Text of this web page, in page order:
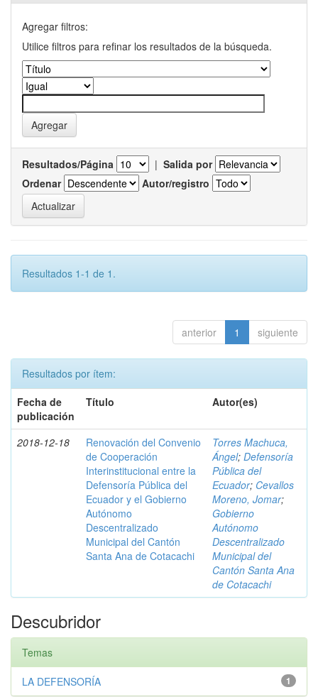
Agregar filtros:
Utilice filtros para refinar los resultados de la búsqueda.
Resultados/Página | Salida por
Ordenar
Autor/registro
Resultados 1-1 de 1.
anterior 1 siguiente
Resultados por ítem:
Fecha de
publicación
Título Autor(es)
2018-12-18
Renovación del Convenio
de Cooperación
Interinstitucional entre la
Defensoría Pública del
Ecuador y el Gobierno
Autónomo
Descentralizado
Municipal del Cantón
Santa Ana de Cotacachi
Torres Machuca,
Ángel; Defensoría
Pública del
Ecuador; Cevallos
Moreno, Jomar;
Gobierno
Autónomo
Descentralizado
Municipal del
Cantón Santa Ana
de Cotacachi
Descubridor
Temas
1
LA DEFENSORÍA